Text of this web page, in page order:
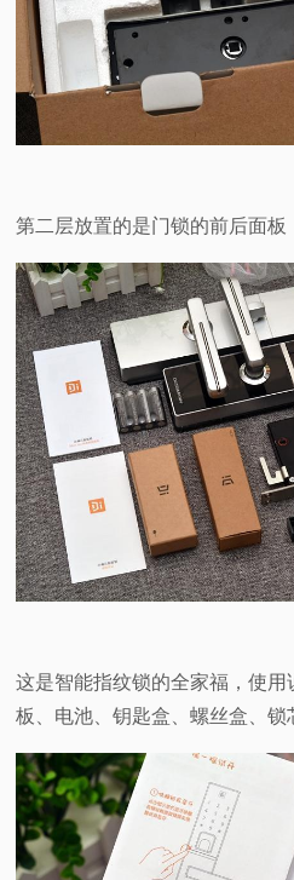
第二层放置的是门锁的前后面板
这是智能指纹锁的全家福，使
板、电池、钥匙盒、螺丝盒、锁